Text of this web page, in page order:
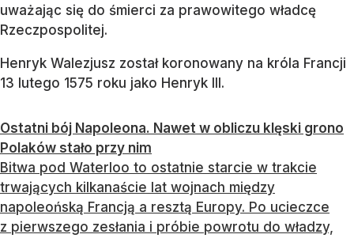
uważając się do śmierci za prawowitego władcę
Rzeczpospolitej.
Henryk Walezjusz został koronowany na króla Francji
13 lutego 1575 roku jako Henryk III.
Ostatni bój Napoleona. Nawet w obliczu klęski grono
Polaków stało przy nim
Bitwa pod Waterloo to ostatnie starcie w trakcie
trwających kilkanaście lat wojnach między
napoleońską Francją a resztą Europy. Po ucieczce
z pierwszego zesłania i próbie powrotu do władzy,